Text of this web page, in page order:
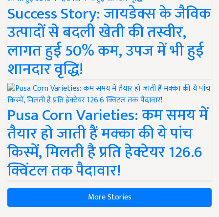
Success Story: जायडेक्स के जैविक
उत्पादों से बदली खेती की तस्वीर,
लागत हुई 50% कम, उपज में भी हुई
शानदार वृद्धि!
Pusa Corn Varieties: कम समय में
तैयार हो जाती हैं मक्का की ये पांच
किस्में, मिलती है प्रति हेक्टेयर 126.6
क्विंटल तक पैदावार!
More Stories